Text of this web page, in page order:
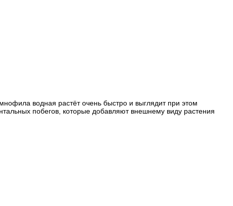
водная растёт очень быстро и выглядит при этом
побегов, которые добавляют внешнему виду растения